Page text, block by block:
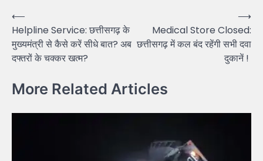
Post
navigation
⟵
Helpline Service: छत्तीसगढ़ के
मुख्यमंत्री से कैसे करें सीधे बात? अब
दफ्तरों के चक्कर खत्म?
Medical Store Closed:
छत्तीसगढ़ में कल बंद रहेंगी सभी दवा
दुकानें !
⟶
More Related Articles